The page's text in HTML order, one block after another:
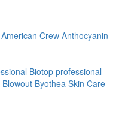
American Crew Anthocyanin
Biotop professional
Blowout Byothea Skin Care